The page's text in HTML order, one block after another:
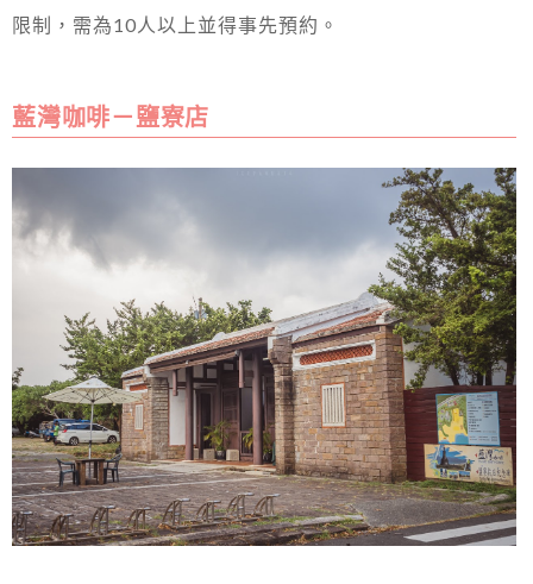
限制，需為10人以上並得事先預約。
藍灣咖啡－鹽寮店